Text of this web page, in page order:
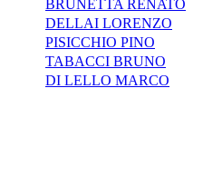
BRUNETTA RENATO
DELLAI LORENZO
PISICCHIO PINO
TABACCI BRUNO
DI LELLO MARCO